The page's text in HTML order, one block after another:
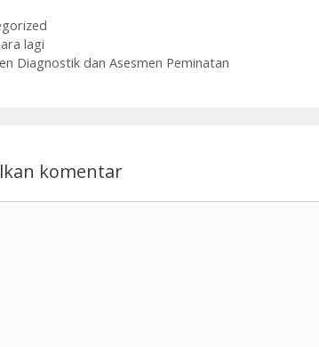
lagi
Diagnostik dan Asesmen Peminatan
komentar